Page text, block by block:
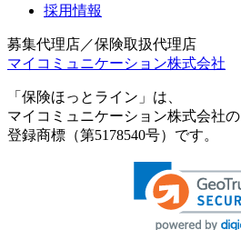
採用情報
募集代理店／保険取扱代理店
マイコミュニケーション株式会社
「保険ほっとライン」は、
マイコミュニケーション株式会社の
登録商標（第5178540号）です。